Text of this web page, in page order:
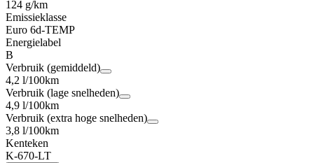
124 g/km
Emissieklasse
Euro 6d-TEMP
Energielabel
B
Verbruik (gemiddeld)
4,2 l/100km
Verbruik (lage snelheden)
4,9 l/100km
Verbruik (extra hoge snelheden)
3,8 l/100km
Kenteken
K-670-LT